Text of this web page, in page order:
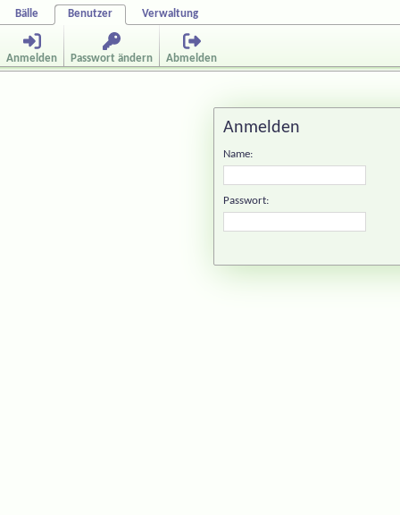
Bälle Benutzer Verwaltung
Anmelden Passwort ändern Abmelden
Anmelden
Name:
Passwort: